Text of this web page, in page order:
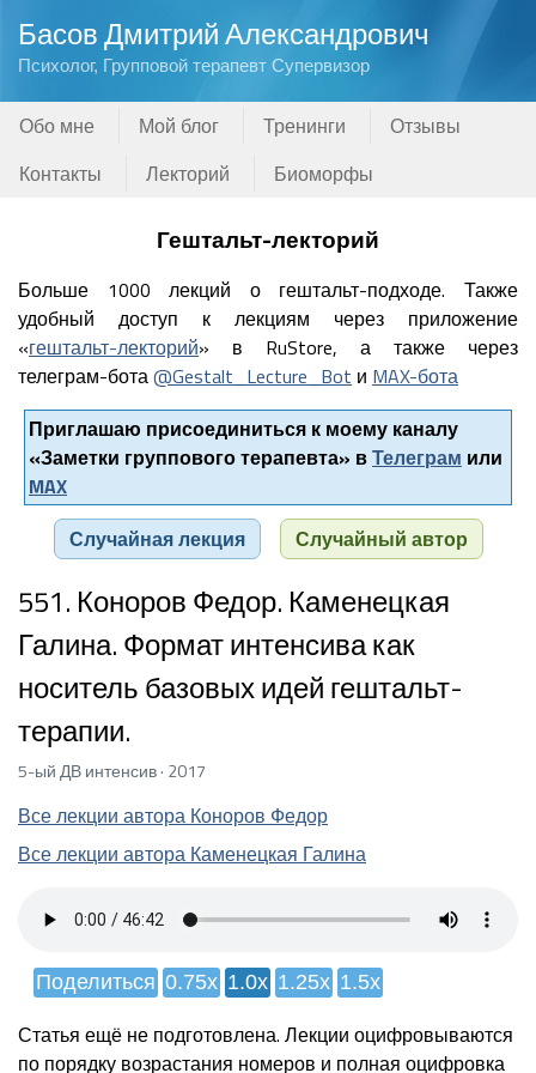
Басов Дмитрий Александрович
Психолог, Групповой терапевт Супервизор
Обо мне Мой блог Тренинги
Отзывы
Контакты
Лекторий Биоморфы
Гештальт-лекторий
Больше 1000 лекций о гештальт-подходе. Также
удобный доступ к лекциям через приложение
«гештальт-лекторий» в RuStore, а также через
телеграм-бота@Gestalt_Lecture_Bot и MAX-бота
Приглашаю присоединиться к моему каналу
«Заметки группового терапевта» вТелеграм или
MAX
Случайная лекция
Случайный автор
551. Коноров Федор. Каменецкая
Галина. Формат интенсива как
носитель базовых идей гештальт-
терапии.
5-ый ДВ интенсив · 2017
Все лекции автора Коноров Федор
Все лекции автора Каменецкая Галина
Поделиться 0.75x 1.0x 1.25x 1.5x
Статья ещё не подготовлена. Лекции оцифровываются
по порядку возрастания номеров и полная оцифровка